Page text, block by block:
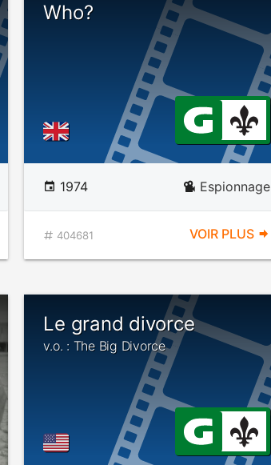
Who?
1974 Espionnage
404681 VOIR PLUS
Le grand divorce
v.o. : The Big Divorce